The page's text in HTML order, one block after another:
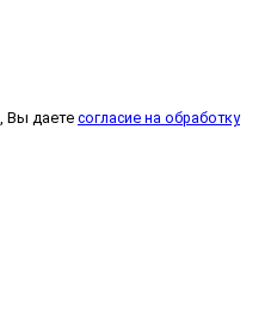
Вы даете согласие на обработку